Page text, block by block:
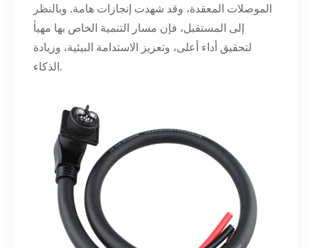
الموصلات المعقدة، وقد شهدت إنجازات هامة. وبالنظر
إلى المستقبل، فإن مسار التنمية الخاص بها مهيأ
لتحقيق أداء أعلى، وتعزيز الاستدامة البيئية، وزيادة
الذكاء.